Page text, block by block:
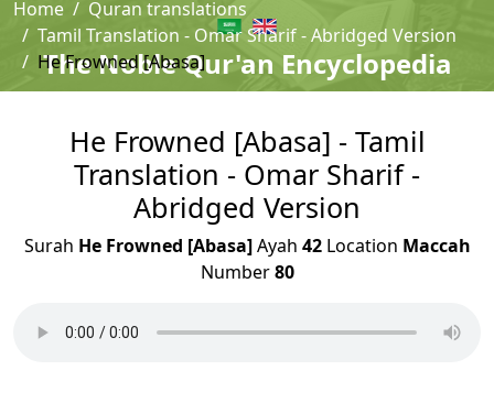
The Noble Qur'an Encyclopedia
Home
Quran translations
Tamil Translation - Omar Sharif - Abridged Version
He Frowned [Abasa]
He Frowned [Abasa] - Tamil
Translation - Omar Sharif -
Abridged Version
Surah He Frowned [Abasa]Ayah 42Location Maccah
Number80